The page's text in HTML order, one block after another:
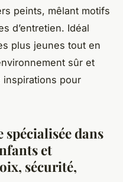
peints, mêlant motifs
d’entretien. Idéal
plus jeunes tout en
sûr et
inspirations pour
dans
et
sécurité,